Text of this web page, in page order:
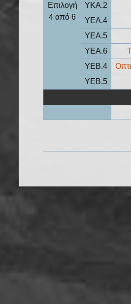
Επιλογή
4 από 6
YKA.2
YEA.4
YEA.5
YEA.6
YEB.4
YEB.5